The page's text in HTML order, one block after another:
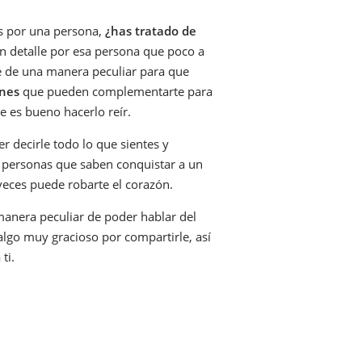
por una persona, ¿has tratado de
detalle por esa persona que poco a
una manera peculiar para que
que pueden complementarte para
es bueno hacerlo reír.
decirle todo lo que sientes y
que saben conquistar a un
puede robarte el corazón.
peculiar de poder hablar del
muy gracioso por compartirle, así
ti.